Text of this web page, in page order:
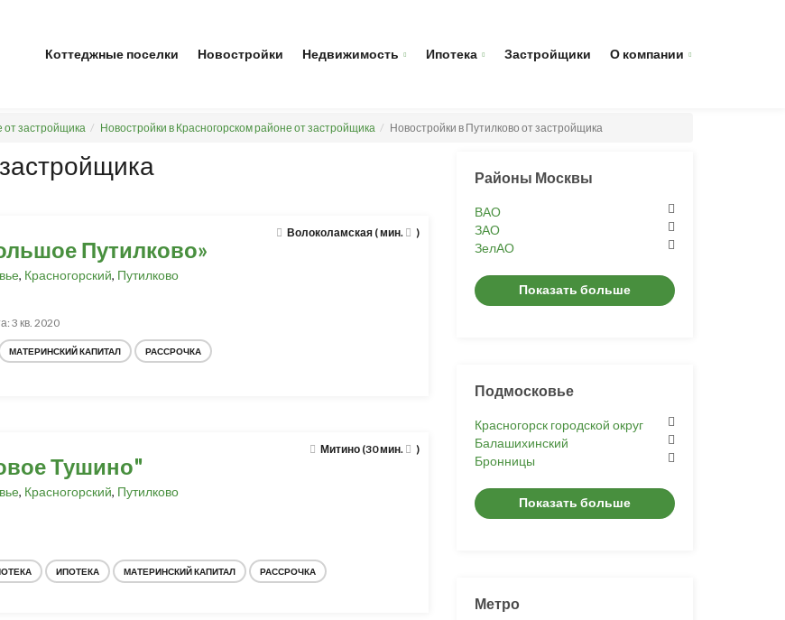
Коттеджные поселки Новостройки Недвижимость Ипотека Застройщики О компании
от застройщика Новостройки в Красногорском районе от застройщика Новостройки в Путилково от застройщика
Волоколамская ( мин. )
Путилково»
, Красногорский, Путилково
3 кв. 2020
МАТЕРИНСКИЙ КАПИТАЛ РАССРОЧКА
Митино (30 мин. )
Тушино"
, Красногорский, Путилково
ИПОТЕКА МАТЕРИНСКИЙ КАПИТАЛ РАССРОЧКА
Районы Москвы
ВАО
ЗАО
ЗелАО
Показать больше
Подмосковье
Красногорск городской округ
Балашихинский
Бронницы
Показать больше
Метро